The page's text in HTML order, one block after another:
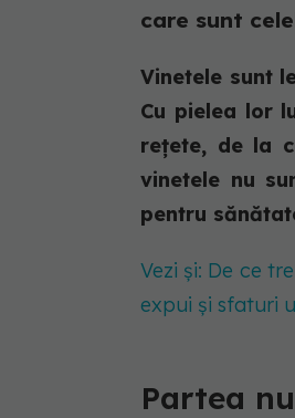
care sunt
Vinetele sunt
Cu pielea lor
rețete, de la
vinetele nu
pentru
Vezi și: De ce
expui și sfaturi
Partea